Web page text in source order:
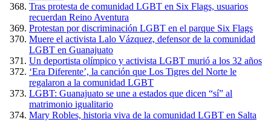
Tras protesta de comunidad LGBT en Six Flags, usuarios
recuerdan Reino Aventura
Protestan por discriminación LGBT en el parque Six Flags
Muere el activista Lalo Vázquez, defensor de la comunidad
LGBT en Guanajuato
Un deportista olímpico y activista LGBT murió a los 32 años
‘Era Diferente’, la canción que Los Tigres del Norte le
regalaron a la comunidad LGBT
LGBT: Guanajuato se une a estados que dicen “sí” al
matrimonio igualitario
Mary Robles, historia viva de la comunidad LGBT en Salta